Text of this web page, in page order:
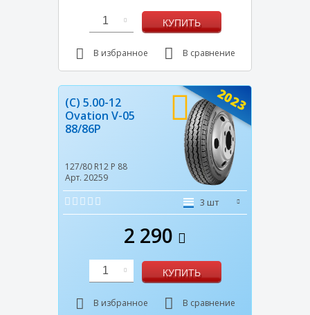
1 КУПИТЬ
В избранное В сравнение
2023
(C) 5.00-12
Ovation V-05
88/86P
127/80 R12 P 88
Арт. 20259
3 шт
2 290
1 КУПИТЬ
В избранное В сравнение